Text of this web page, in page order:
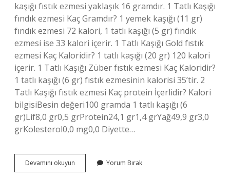
kaşığı fıstık ezmesi yaklaşık 16 gramdır. 1 Tatlı Kaşığı
fındık ezmesi Kaç Gramdır? 1 yemek kaşığı (11 gr)
fındık ezmesi 72 kalori, 1 tatlı kaşığı (5 gr) fındık
ezmesi ise 33 kalori içerir. 1 Tatlı Kaşığı Gold fıstık
ezmesi Kaç Kaloridir? 1 tatlı kaşığı (20 gr) 120 kalori
içerir. 1 Tatlı Kaşığı Züber fıstık ezmesi Kaç Kaloridir?
1 tatlı kaşığı (6 gr) fıstık ezmesinin kalorisi 35’tir. 2
Tatlı Kaşığı fıstık ezmesi Kaç protein İçerlidir? Kalori
bilgisiBesin değeri100 gramda 1 tatlı kaşığı (6
gr)Lif8,0 gr0,5 grProtein24,1 gr1,4 grYağ49,9 gr3,0
grKolesterol0,0 mg0,0 Diyette…
Devamını okuyun
Tatlı
Yorum Bırak